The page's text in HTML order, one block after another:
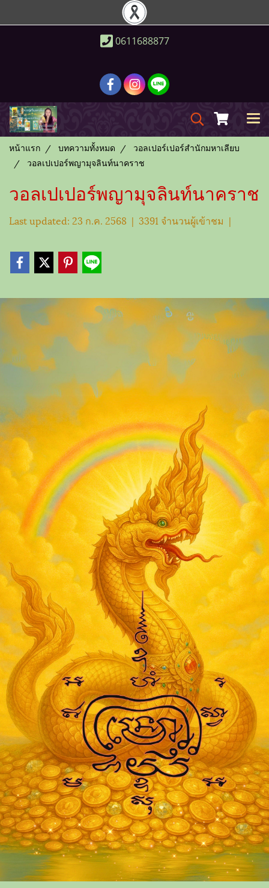
0611688877
หน้าแรก บทความทั้งหมด
วอลเปอร์เปอร์สำนักมหาเลียบ
วอลเปเปอร์พญามุจลินท์นาคราช
วอลเปเปอร์พญามุจลินท์นาคราช
Last updated: 23 ก.ค. 2568 | 3391 จำนวนผู้เข้าชม |